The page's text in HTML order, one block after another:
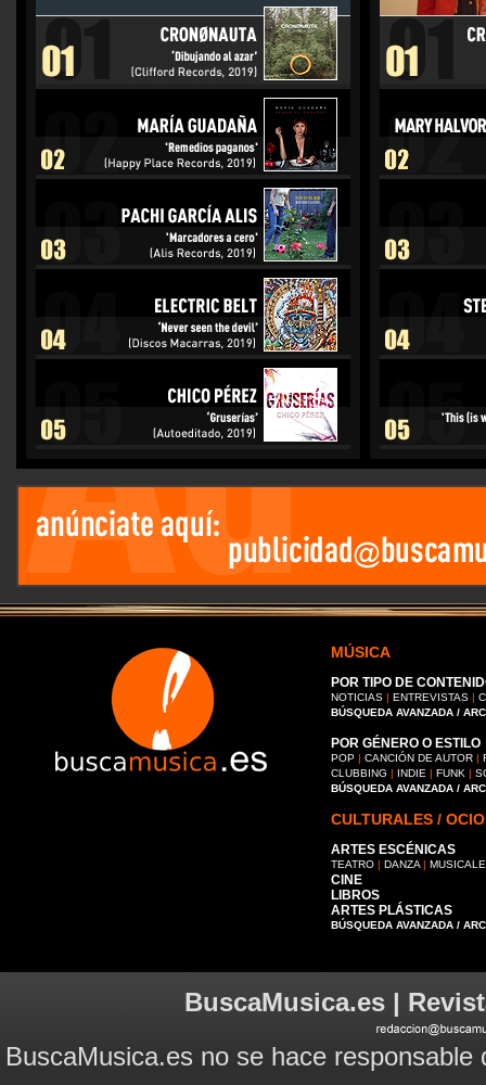
MÚSICA
POR TIPO DE
NOTICIAS | ENTREVISTAS |
BÚSQUEDA AVANZADA /
POR GÉNERO O ESTILO
POP | CANCIÓN DE AUTOR |
CLUBBING | INDIE | FUNK |
BÚSQUEDA AVANZADA /
CULTURALES / OCIO
ARTES ESCÉNICAS
TEATRO | DANZA |
CINE
LIBROS
ARTES PLÁSTICAS
BÚSQUEDA AVANZADA /
BuscaMusica.es |
BuscaMusica.es no se hace